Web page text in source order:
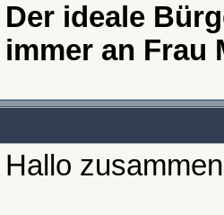
Der ideale
immer an Frau
Hallo